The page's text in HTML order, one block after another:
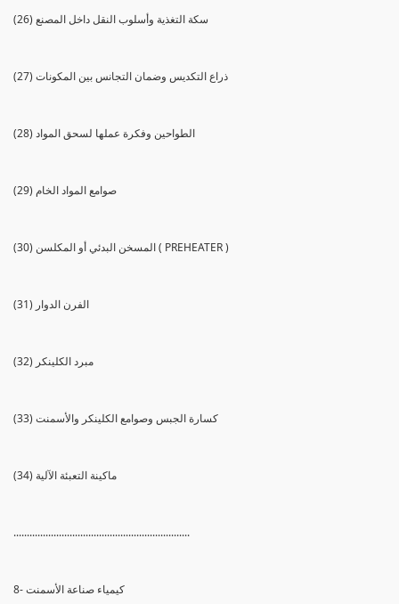
(26) سكة التغذية وأسلوب النقل داخل المصنع
(27) ذراع التكديس وضمان التجانس بين المكونات
(28) الطواحين وفكرة عملها لسحق المواد
(29) صوامع المواد الخام
(30) المسخن البدئي أو المكلسن ( PREHEATER )
(31) الفرن الدوار
(32) مبرد الكلينكر
(33) كسارة الجبس وصوامع الكلينكر والأسمنت
(34) ماكينة التعبئة الآلية
..................................................................
8- كيمياء صناعة الأسمنت